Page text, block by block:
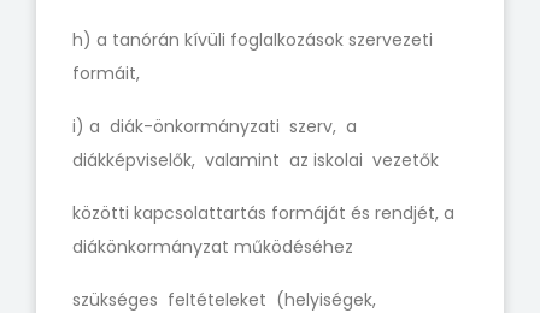
h) a tanórán kívüli foglalkozások szervezeti
formáit,
i) a diák-önkormányzati szerv, a
diákképviselők, valamint az iskolai vezetők
közötti kapcsolattartás formáját és rendjét, a
diákönkormányzat működéséhez
szükséges feltételeket (helyiségek,